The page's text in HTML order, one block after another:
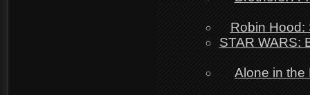
Robin Hood:
STAR WARS:
Alone in the